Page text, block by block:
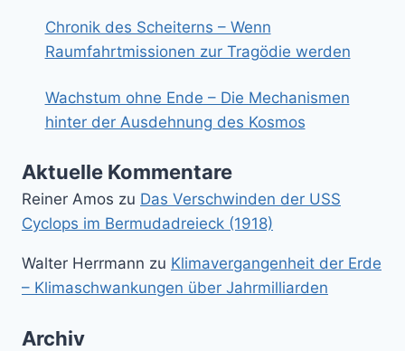
Chronik des Scheiterns – Wenn
Raumfahrtmissionen zur Tragödie werden
Wachstum ohne Ende – Die Mechanismen
hinter der Ausdehnung des Kosmos
Aktuelle Kommentare
Reiner Amos zu Das Verschwinden der USS
Cyclops im Bermudadreieck (1918)
Walter Herrmann zu Klimavergangenheit der Erde
– Klimaschwankungen über Jahrmilliarden
Archiv